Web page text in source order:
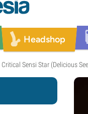
Headshop
Critical Sensi Star (Delicious